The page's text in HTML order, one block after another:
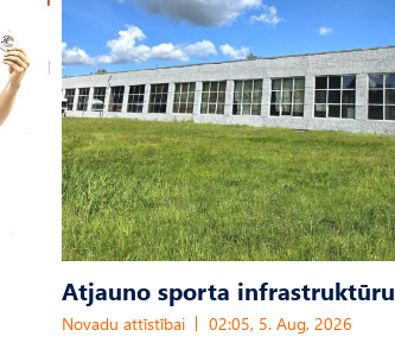
Atjauno sporta infrastruktūru
Novadu attīstībai 02:05, 5. Aug, 2026